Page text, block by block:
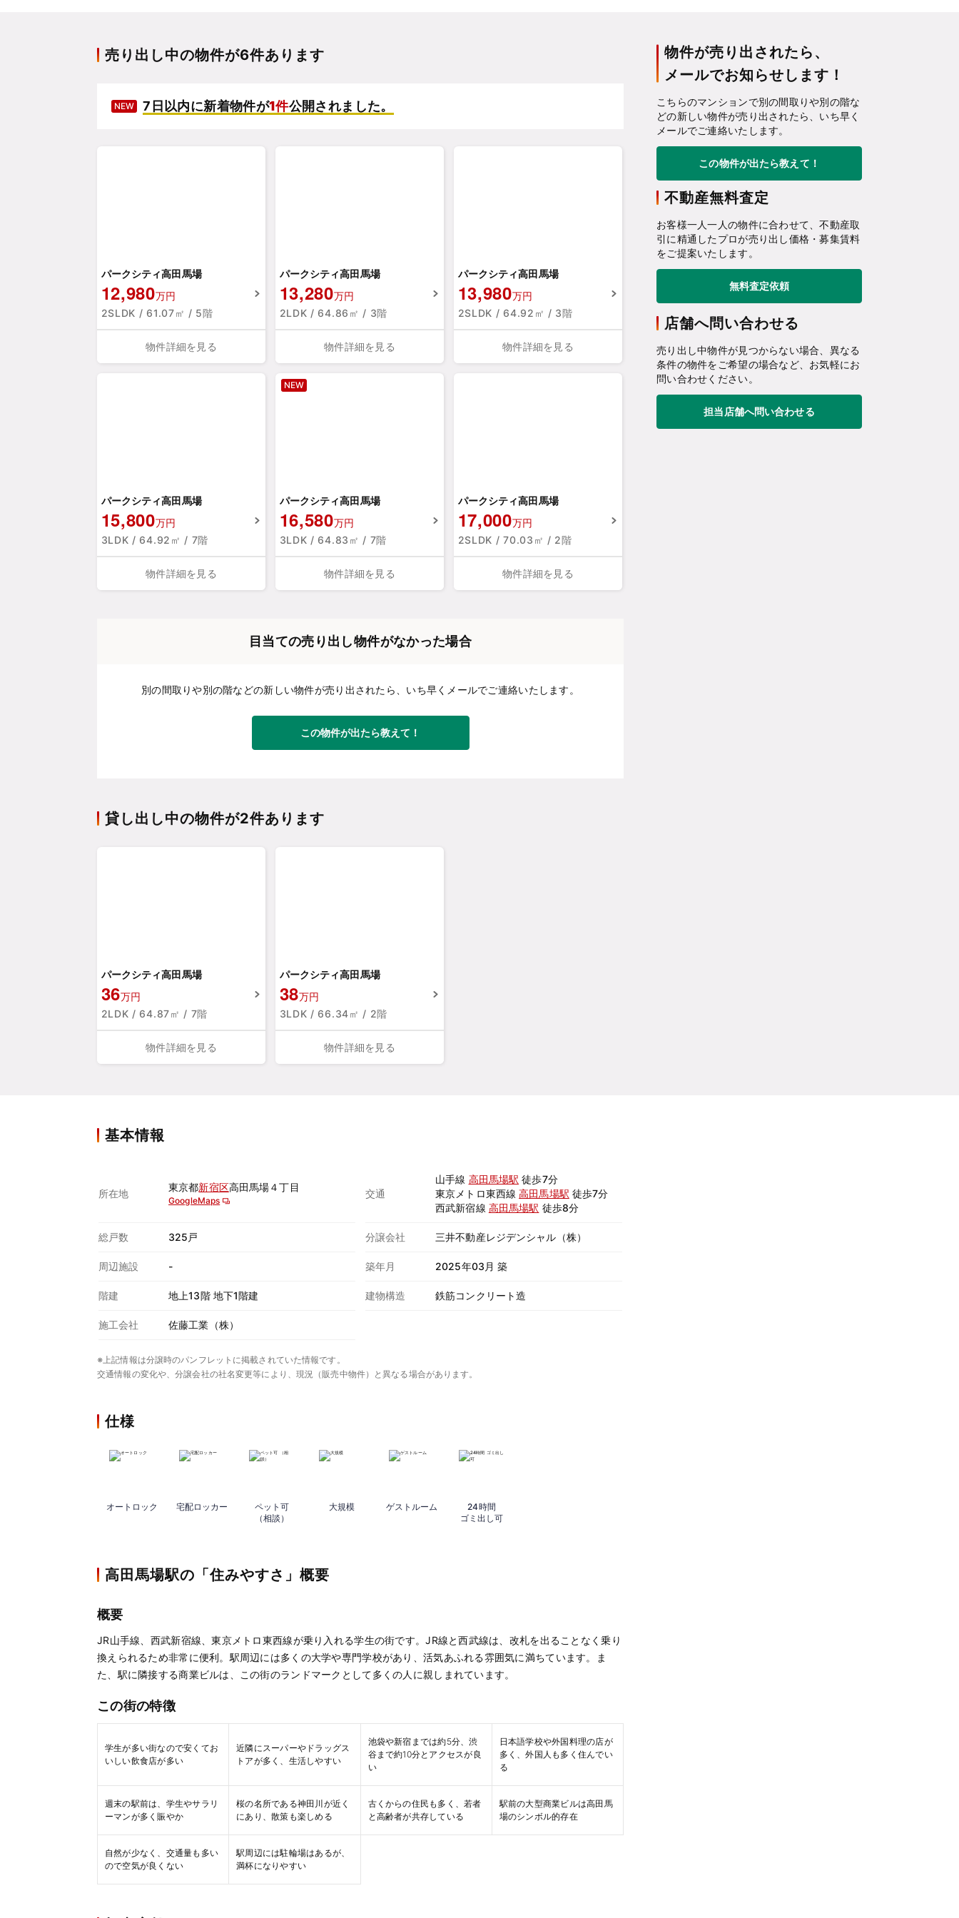
売り出し中の物件が6件あります
NEW 7日以内に新着物件が1件公開されました。
パークシティ高田馬場
12,980万円
2SLDK / 61.07㎡ / 5階
物件詳細を見る
パークシティ高田馬場
13,280万円
2LDK / 64.86㎡ / 3階
物件詳細を見る
パークシティ高田馬場
13,980万円
2SLDK / 64.92㎡ / 3階
物件詳細を見る
パークシティ高田馬場
15,800万円
3LDK / 64.92㎡ / 7階
物件詳細を見る
NEW
パークシティ高田馬場
16,580万円
3LDK / 64.83㎡ / 7階
物件詳細を見る
パークシティ高田馬場
17,000万円
2SLDK / 70.03㎡ / 2階
物件詳細を見る
目当ての売り出し物件がなかった場合
別の間取りや別の階などの新しい物件が売り出されたら、いち早くメールでご連絡いたします。
この物件が出たら教えて！
貸し出し中の物件が2件あります
パークシティ高田馬場
36万円
2LDK / 64.87㎡ / 7階
物件詳細を見る
パークシティ高田馬場
38万円
3LDK / 66.34㎡ / 2階
物件詳細を見る
基本情報
所在地
東京都新宿区高田馬場４丁目
GoogleMaps
交通
山手線 高田馬場駅 徒歩7分
東京メトロ東西線高田馬場駅 徒歩7分
西武新宿線 高田馬場駅 徒歩8分
総戸数 325戸 分譲会社 三井不動産レジデンシャル（株）
周辺施設 - 築年月 2025年03月 築
階建 地上13階 地下1階建 建物構造 鉄筋コンクリート造
施工会社 佐藤工業（株）
※上記情報は分譲時のパンフレットに掲載されていた情報です。
交通情報の変化や、分譲会社の社名変更等により、現況（販売中物件）と異なる場合があります。
仕様
オートロック 宅配ロッカー
ペット可
（相談）
大規模 ゲストルーム
24時間
ゴミ出し可
高田馬場駅の「住みやすさ」概要
概要
JR山手線、西武新宿線、東京メトロ東西線が乗り入れる学生の街です。JR線と西武線は、改札を出ることなく乗り
換えられるため非常に便利。駅周辺には多くの大学や専門学校があり、活気あふれる雰囲気に満ちています。ま
た、駅に隣接する商業ビルは、この街のランドマークとして多くの人に親しまれています。
この街の特徴
学生が多い街なので安くてお
いしい飲食店が多い
近隣にスーパーやドラッグス
トアが多く、生活しやすい
池袋や新宿までは約5分、渋
谷まで約10分とアクセスが良
い
日本語学校や外国料理の店が
多く、外国人も多く住んでい
る
週末の駅前は、学生やサラリ
ーマンが多く賑やか
桜の名所である神田川が近く
にあり、散策も楽しめる
古くからの住民も多く、若者
と高齢者が共存している
駅前の大型商業ビルは高田馬
場のシンボル的存在
自然が少なく、交通量も多い
ので空気が良くない
駅周辺には駐輪場はあるが、
満杯になりやすい
物件が売り出されたら、
メールでお知らせします！
こちらのマンションで別の間取りや別の階な
どの新しい物件が売り出されたら、いち早く
メールでご連絡いたします。
この物件が出たら教えて！
不動産無料査定
お客様一人一人の物件に合わせて、不動産取
引に精通したプロが売り出し価格・募集賃料
をご提案いたします。
無料査定依頼
店舗へ問い合わせる
売り出し中物件が見つからない場合、異なる
条件の物件をご希望の場合など、お気軽にお
問い合わせください。
担当店舗へ問い合わせる